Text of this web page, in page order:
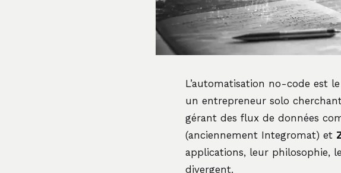
L’automatisation no-code est
un entrepreneur solo
gérant des flux de données
(anciennement Integromat) et
applications, leur philosophie,
divergent.